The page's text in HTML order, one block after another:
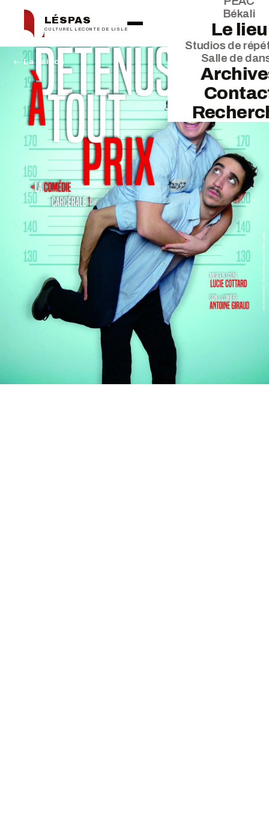
LÉSPAS
CULTUREL LECONTE DE LISLE
Békali
Le lieu
Studios de
Salle de
← La saison